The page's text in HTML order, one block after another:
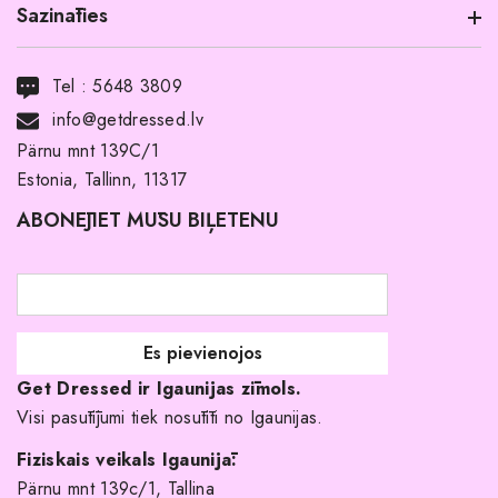
Informācija par produktu
Noma ar pirkuma tiesībām
Par mums
Pirkuma noteikumi un nosacījumi
Atgriešanas politika
Līgavas družiņu kleitas
Veikali
Kāpēc izvēlēties mūs?
Sazināties
Tel :5648 3809
info@getdressed.lv
Pärnu mnt 139C/1
Estonia, Tallinn, 11317
ABONĒJIET MŪSU BIĻETENU
Get Dressed ir Igaunijas zīmols.
Visi pasūtījumi tiek nosūtīti no Igaunijas.
Fiziskais veikals Igaunijā:
Pärnu mnt 139c/1, Tallina